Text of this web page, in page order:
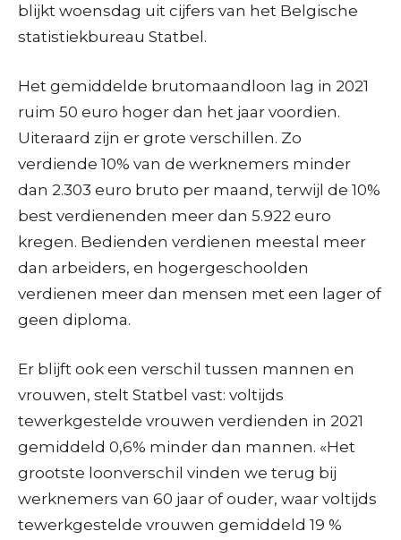
blijkt woensdag uit cijfers van het Belgische
statistiekbureau Statbel.
Het gemiddelde brutomaandloon lag in 2021
ruim 50 euro hoger dan het jaar voordien.
Uiteraard zijn er grote verschillen. Zo
verdiende 10% van de werknemers minder
dan 2.303 euro bruto per maand, terwijl de 10%
best verdienenden meer dan 5.922 euro
kregen. Bedienden verdienen meestal meer
dan arbeiders, en hogergeschoolden
verdienen meer dan mensen met een lager of
geen diploma.
Er blijft ook een verschil tussen mannen en
vrouwen, stelt Statbel vast: voltijds
tewerkgestelde vrouwen verdienden in 2021
gemiddeld 0,6% minder dan mannen. «Het
grootste loonverschil vinden we terug bij
werknemers van 60 jaar of ouder, waar voltijds
tewerkgestelde vrouwen gemiddeld 19 %